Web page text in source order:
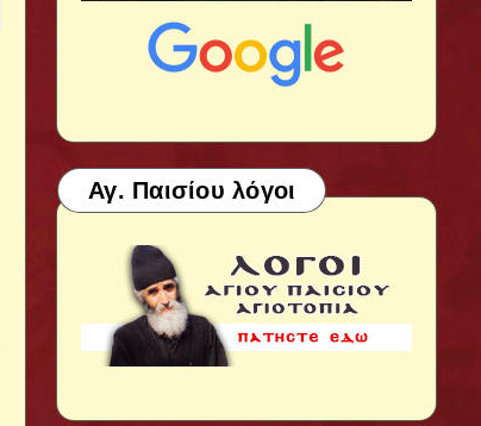
Αγ. Παισίου λόγοι